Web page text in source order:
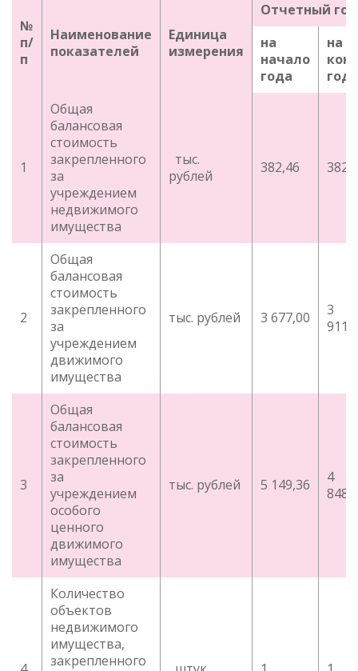
№
п/
п
Наименование
показателей
Единица
измерения
Отчетный год
на
начало
года
на
года
1
Общая
балансовая
стоимость
закрепленного
за
учреждением
недвижимого
имущества
тыс.
рублей
382,46
2
Общая
балансовая
стоимость
закрепленного
за
учреждением
движимого
имущества
тыс. рублей 3 677,00
3
3
Общая
балансовая
стоимость
закрепленного
за
учреждением
особого
ценного
движимого
имущества
тыс. рублей 5 149,36
4
Количество
объектов
недвижимого
имущества,
закрепленного